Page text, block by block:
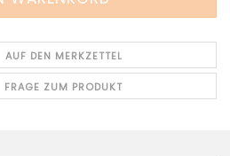
AUF DEN MERKZETTEL
FRAGE ZUM PRODUKT